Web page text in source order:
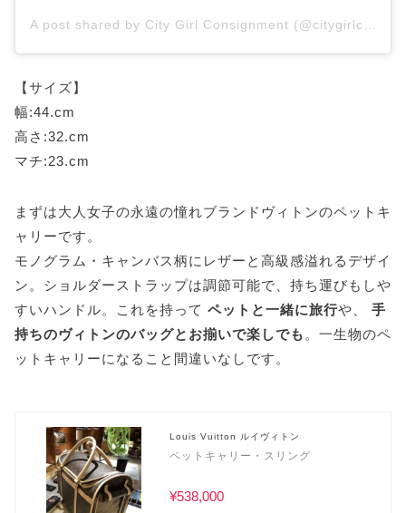
【サイズ】
幅:44.cm
高さ:32.cm
マチ:23.cm
まずは大人女子の永遠の憧れブランドヴィトンのペットキ
ャリーです。
モノグラム・キャンバス柄にレザーと高級感溢れるデザイ
ン。ショルダーストラップは調節可能で、持ち運びもしや
すいハンドル。これを持って ペットと一緒に旅行や、
手
持ちのヴィトンのバッグとお揃いで楽しでも 。一生物のペ
ットキャリーになること間違いなしです。
Louis Vuitton ルイヴィトン
ペットキャリー・スリング
¥538,000